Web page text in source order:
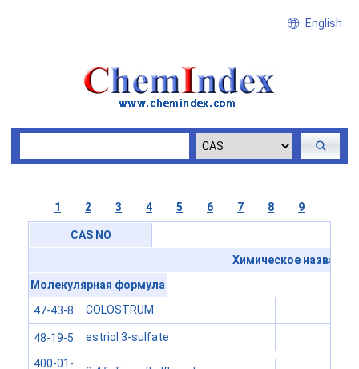
English
1 2 3 4 5 6 7 8 9
CAS NO
Химическое название
Молекулярная формула
47-43-8
COLOSTRUM
48-19-5 estriol 3-sulfate
400-01-